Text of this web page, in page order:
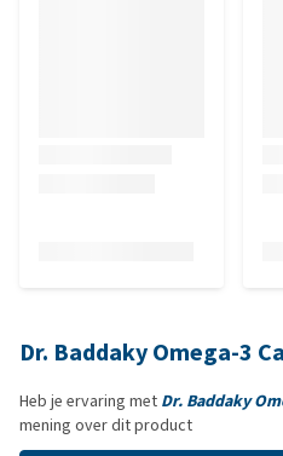
Dr. Baddaky Omega-3
Heb je ervaring met Dr. Baddaky
mening over dit product